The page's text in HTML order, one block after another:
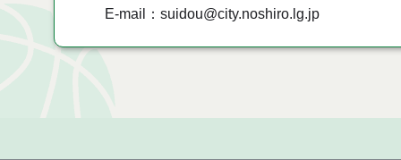
E-mail：suidou@city.noshiro.lg.jp